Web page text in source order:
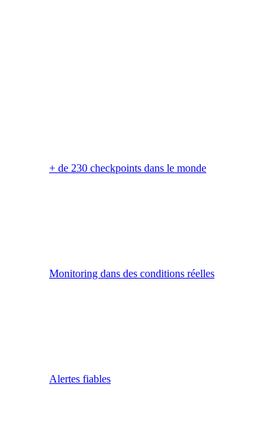
+ de 230 checkpoints dans le monde
Monitoring dans des conditions réelles
Alertes fiables